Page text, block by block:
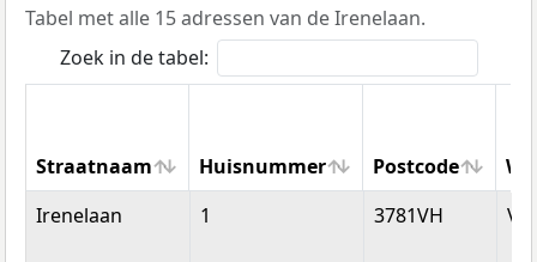
Tabel met alle 15 adressen van de Irenelaan.
Zoek in de tabel:
Straatnaam Huisnummer Postcode
Straatnaam
Huisnummer Postcode
Irenelaan 1 3781VH